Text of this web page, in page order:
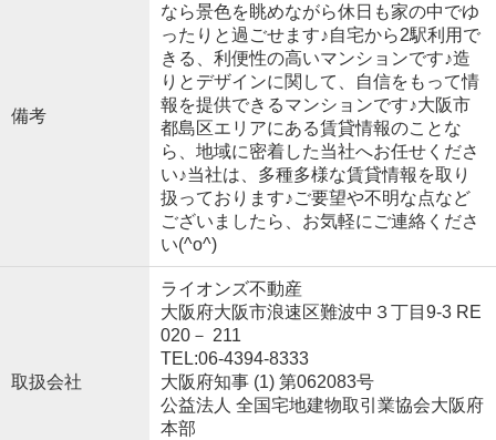
備考
なら景色を眺めながら休日も家の中でゆ
ったりと過ごせます♪自宅から2駅利用で
きる、利便性の高いマンションです♪造
りとデザインに関して、自信をもって情
報を提供できるマンションです♪大阪市
都島区エリアにある賃貸情報のことな
ら、地域に密着した当社へお任せくださ
い♪当社は、多種多様な賃貸情報を取り
扱っております♪ご要望や不明な点など
ございましたら、お気軽にご連絡くださ
い(^o^)
取扱会社
ライオンズ不動産
大阪府大阪市浪速区難波中３丁目9-3 RE
020－ 211
TEL:06-4394-8333
大阪府知事 (1) 第062083号
公益法人 全国宅地建物取引業協会大阪府
本部